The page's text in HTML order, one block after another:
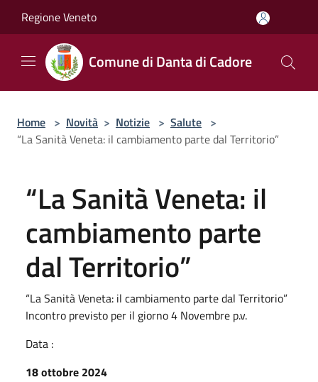
Regione Veneto
Comune di Danta di Cadore
Home > Novità > Notizie > Salute >
“La Sanità Veneta: il cambiamento parte dal Territorio”
“La Sanità Veneta: il
cambiamento parte
dal Territorio”
“La Sanità Veneta: il cambiamento parte dal Territorio”
Incontro previsto per il giorno 4 Novembre p.v.
Data :
18 ottobre 2024